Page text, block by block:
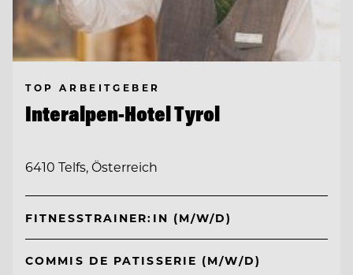
TOP ARBEITGEBER
Interalpen-Hotel Tyrol
6410 Telfs, Österreich
FITNESSTRAINER:IN (M/W/D)
COMMIS DE PATISSERIE (M/W/D)